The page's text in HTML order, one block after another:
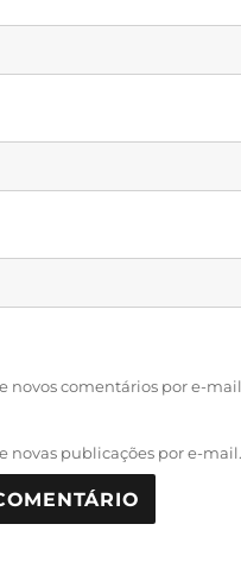
novos comentários por e-
novas publicações por e-mail.